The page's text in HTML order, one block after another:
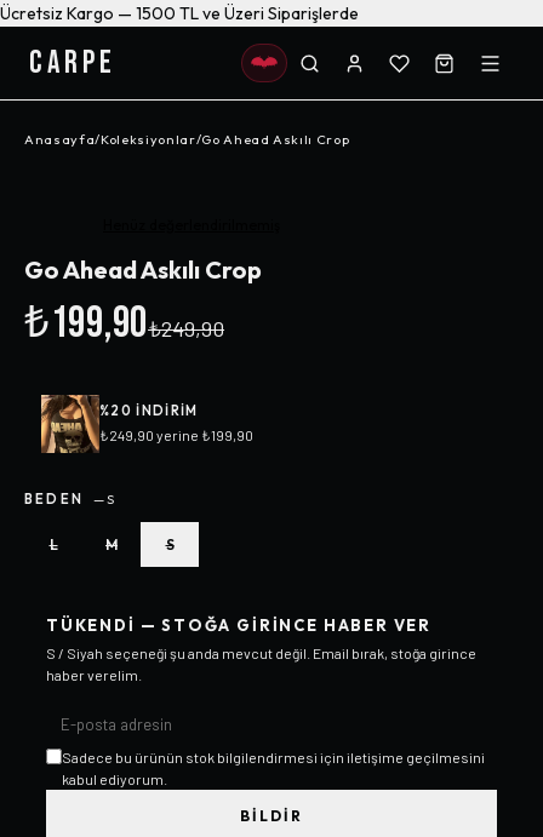
Ücretsiz Kargo — 1500 TL ve Üzeri Siparişlerde
CARPE
Anasayfa/Koleksiyonlar/Go Ahead Askılı Crop
Go Ahead Askılı Crop
₺199,90₺249,90
%20 INDIRIM
₺249,90 yerine ₺199,90
BEDEN —S
L M S
TÜKENDI — STOĞA GIRINCE HABER VER
S / Siyah seçeneği şu anda mevcut değil. Email bırak, stoğa girince
haber verelim.
Sadece bu ürünün stok bilgilendirmesi için iletişime geçilmesini
kabul ediyorum.
BILDIR